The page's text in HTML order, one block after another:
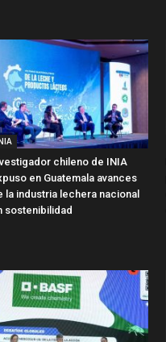
chileno de INIA
en Guatemala avances
la industria lechera nacional
sostenibilidad